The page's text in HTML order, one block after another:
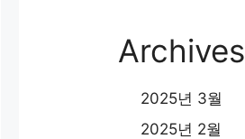
Archives
2025년 3월
2025년 2월